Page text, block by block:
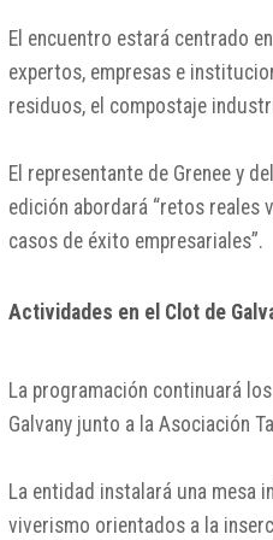
El encuentro estará centrado
expertos, empresas e
residuos, el compostaje
El representante de Grenee y
edición abordará “retos reales
casos de éxito empresariales”.
Actividades en el Clot de
La programación continuará
Galvany junto a la Asociación
La entidad instalará una mesa
viverismo orientados a la